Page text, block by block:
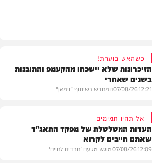
כשהאש בוערת!
הזיכרונות שלא יישכחו מהקעמפ והתובנות
בשנים שאחרי
12:21
07/08/26המחדש בשיתוף "וימאן"
אל תהיו תמימים
העדות המטלטלת של מפקד התאג"ד
שאתם חייבים לקרוא
12:09
07/08/26מוגש מטעם 'חרדים לחיים'